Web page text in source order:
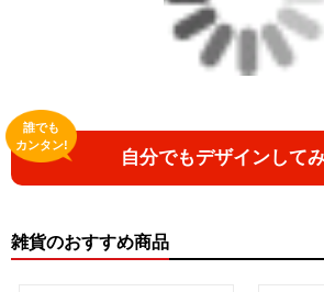
＜著者/小説:作詞:挿画作成＞
凛々風 猛-リリカゼタケル
https://amzn.asia/d/0dgbLm4e
<デザイン画集&グッズカタログ>
＿＿＿＿＿＿＿＿＿＿＿＿＿＿＿＿＿＿
小説 [刺すように燃えるような眼差しは] -
＜著者:挿画作成＞ 凛々風 猛 -リリカゼタ
日本語版: https://amzn.asia/d/fMWTZVg
自分でもデザインして
誰でも
カンタン!
雑貨のおすすめ商品